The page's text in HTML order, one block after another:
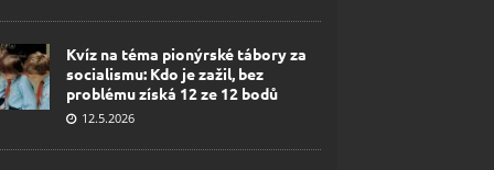
Kvíz na téma pionýrské tábory za
socialismu: Kdo je zažil, bez
problému získá 12 ze 12 bodů
12.5.2026